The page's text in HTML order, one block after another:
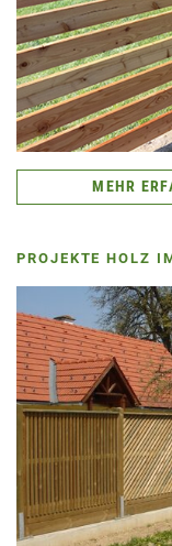
MEHR
PROJEKTE HOLZ